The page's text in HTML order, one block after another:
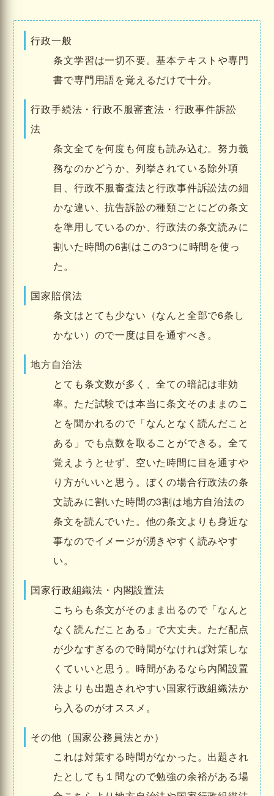
行政一般
条文学習は一切不要。基本テキストや専門
書で専門用語を覚えるだけで十分。
行政手続法・行政不服審査法・行政事件訴訟
法
条文全てを何度も何度も読み込む。努力義
務なのかどうか、列挙されている除外項
目、行政不服審査法と行政事件訴訟法の細
かな違い、抗告訴訟の種類ごとにどの条文
を準用しているのか、行政法の条文読みに
割いた時間の6割はこの3つに時間を使っ
た。
国家賠償法
条文はとても少ない（なんと全部で6条し
かない）ので一度は目を通すべき。
地方自治法
とても条文数が多く、全ての暗記は非効
率。ただ試験では本当に条文そのままのこ
とを聞かれるので「なんとなく読んだこと
ある」でも点数を取ることができる。全て
覚えようとせず、空いた時間に目を通すや
り方がいいと思う。ぼくの場合行政法の条
文読みに割いた時間の3割は地方自治法の
条文を読んでいた。他の条文よりも身近な
事なのでイメージが湧きやすく読みやす
い。
国家行政組織法・内閣設置法
こちらも条文がそのまま出るので「なんと
なく読んだことある」で大丈夫。ただ配点
が少なすぎるので時間がなければ対策しな
くていいと思う。時間があるなら内閣設置
法よりも出題されやすい国家行政組織法か
ら入るのがオススメ。
その他（国家公務員法とか）
これは対策する時間がなかった。出題され
たとしても１問なので勉強の余裕がある場